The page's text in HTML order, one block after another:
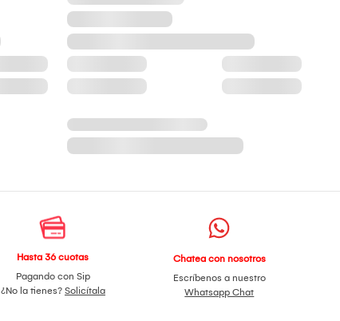
Hasta 36 cuotas
Pagando con Sip
¿No la tienes? Solicítala
Chatea con nosotros
Escríbenos a nuestro
Whatsapp Chat